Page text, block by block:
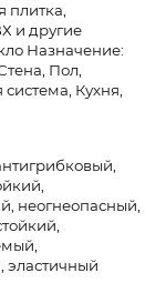
плитка,
и другие
Назначение:
Пол,
Кухня,
неогнеопасный,
эластичный